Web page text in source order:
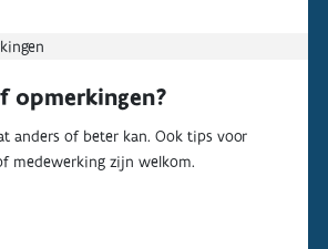
opmerkingen?
anders of beter kan. Ook tips voor
medewerking zijn welkom.